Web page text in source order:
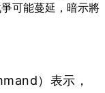
可能蔓延，暗示將
）表示，